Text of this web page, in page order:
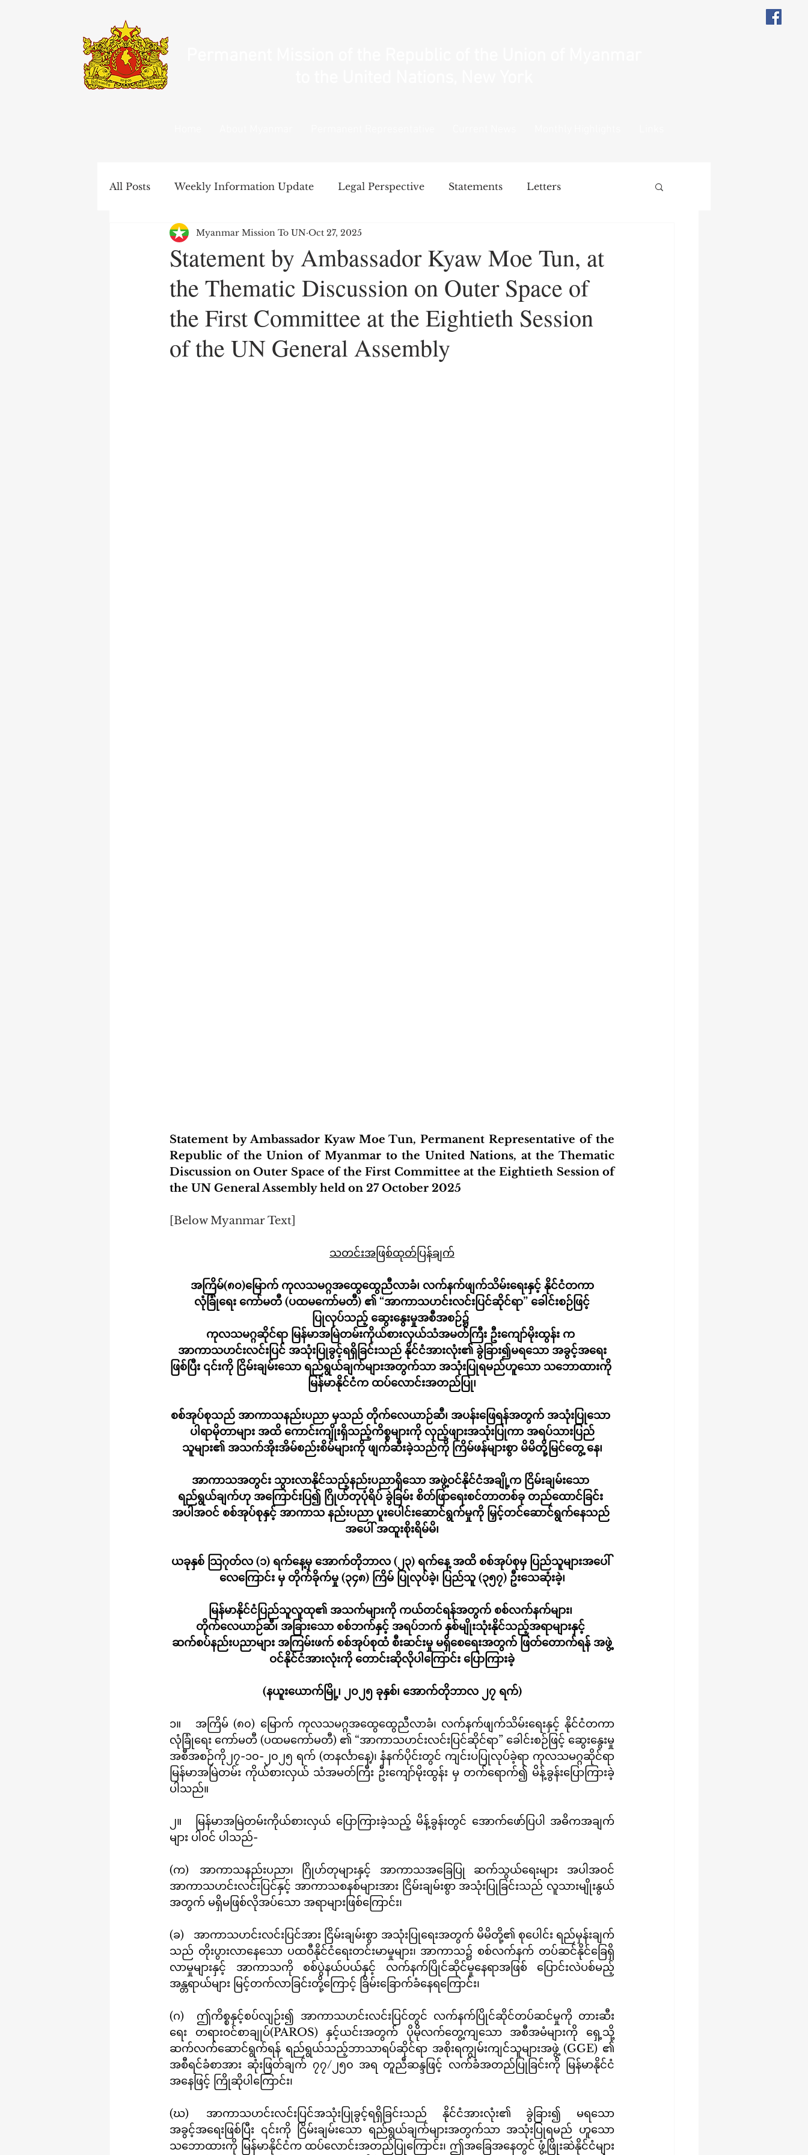
All Posts Weekly Information Update Legal Perspective Statements Letters
United Nations Documents National Unity Government's Policy
News Release UN Careers Worldwide News Note
Statement by Ambassador Kyaw Moe Tun, at
the Thematic Discussion on Outer Space of
the First Committee at the Eightieth Session
of the UN General Assembly
Myanmar Mission To UN Oct 27, 2025
Statement by Ambassador Kyaw Moe Tun, Permanent Representative of the
Republic of the Union of Myanmar to the United Nations, at the Thematic
Discussion on Outer Space of the First Committee at the Eightieth Session of
the UN General Assembly held on 27 October 2025
[Below Myanmar Text]
သတင်းအဖြစ်ထုတ်ပြန်ချက်
အကြိမ်(၈၀)မြောက် ကုလသမဂ္ဂအထွေထွေညီလာခံ၊ လက်နက်ဖျက်သိမ်းရေးနှင့် နိုင်ငံတကာ
လုံခြုံရေး ကော်မတီ (ပထမကော်မတီ) ၏ “အာကာသဟင်းလင်းပြင်ဆိုင်ရာ” ခေါင်းစဉ်ဖြင့်
ပြုလုပ်သည့် ဆွေးနွေးမှုအစီအစဉ်၌
ကုလသမဂ္ဂဆိုင်ရာ မြန်မာအမြဲတမ်းကိုယ်စားလှယ်သံအမတ်ကြီး ဦးကျော်မိုးထွန်း က
အာကာသဟင်းလင်းပြင် အသုံးပြုခွင့်ရရှိခြင်းသည် နိုင်ငံအားလုံး၏ ခွဲခြား၍မရသော အခွင့်အရေး
ဖြစ်ပြီး ၎င်းကို ငြိမ်းချမ်းသော ရည်ရွယ်ချက်များအတွက်သာ အသုံးပြုရမည်ဟူသော သဘောထားကို
မြန်မာနိုင်ငံက ထပ်လောင်းအတည်ပြု၊
စစ်အုပ်စုသည် အာကာသနည်းပညာ မှသည် တိုက်လေယာဉ်ဆီ၊ အပန်းဖြေရန်အတွက် အသုံးပြုသော
ပါရာမိုတာများ အထိ ကောင်းကျိုးရှိသည့်ကိစ္စများကို လှည့်ဖျားအသုံးပြုကာ အရပ်သားပြည်
သူများ၏ အသက်အိုးအိမ်စည်းစိမ်များကို ဖျက်ဆီးခဲ့သည်ကို ကြိမ်ဖန်များစွာ မိမိတို့မြင်တွေ့ နေ၊
အာကာသအတွင်း သွားလာနိုင်သည့်နည်းပညာရှိသော အဖွဲ့ဝင်နိုင်ငံအချို့က ငြိမ်းချမ်းသော
ရည်ရွယ်ချက်ဟု အကြောင်းပြ၍ ဂြိုဟ်တုပုံရိပ် ခွဲခြမ်း စိတ်ဖြာရေးစင်တာတစ်ခု တည်ထောင်ခြင်း
အပါအဝင် စစ်အုပ်စုနှင့် အာကာသ နည်းပညာ ပူးပေါင်းဆောင်ရွက်မှုကို မြှင့်တင်ဆောင်ရွက်နေသည်
အပေါ် အထူးစိုးရိမ်မိ၊
ယခုနှစ် သြဂုတ်လ (၁) ရက်နေ့မှ အောက်တိုဘာလ (၂၃) ရက်နေ့ အထိ စစ်အုပ်စုမှ ပြည်သူများအပေါ်
လေကြောင်း မှ တိုက်ခိုက်မှု (၃၄၈) ကြိမ် ပြုလုပ်ခဲ့၊ ပြည်သူ (၃၅၇) ဦးသေဆုံးခဲ့၊
မြန်မာနိုင်ငံပြည်သူလူထု၏ အသက်များကို ကယ်တင်ရန်အတွက် စစ်လက်နက်များ၊
တိုက်လေယာဉ်ဆီ၊ အခြားသော စစ်ဘက်နှင့် အရပ်ဘက် နှစ်မျိုးသုံးနိုင်သည့်အရာများနှင့်
ဆက်စပ်နည်းပညာများ အကြမ်းဖက် စစ်အုပ်စုထံ စီးဆင်းမှု မရှိစေရေးအတွက် ဖြတ်တောက်ရန် အဖွဲ့
ဝင်နိုင်ငံအားလုံးကို တောင်းဆိုလိုပါကြောင်း ပြောကြားခဲ့
(နယူးယောက်မြို့၊ ၂၀၂၅ ခုနှစ်၊ အောက်တိုဘာလ ၂၇ ရက်)
၁။	အကြိမ် (၈၀) မြောက် ကုလသမဂ္ဂအထွေထွေညီလာခံ၊ လက်နက်ဖျက်သိမ်းရေးနှင့် နိုင်ငံတကာ
လုံခြုံရေး ကော်မတီ (ပထမကော်မတီ) ၏ “အာကာသဟင်းလင်းပြင်ဆိုင်ရာ” ခေါင်းစဉ်ဖြင့် ဆွေးနွေးမှု
အစီအစဉ်ကို၂၇-၁၀-၂၀၂၅ ရက် (တနင်္လာနေ့)၊ နံနက်ပိုင်းတွင် ကျင်းပပြုလုပ်ခဲ့ရာ ကုလသမဂ္ဂဆိုင်ရာ
မြန်မာအမြဲတမ်း ကိုယ်စားလှယ် သံအမတ်ကြီး ဦးကျော်မိုးထွန်း မှ တက်ရောက်၍ မိန့်ခွန်းပြောကြားခဲ့
ပါသည်။
၂။	မြန်မာအမြဲတမ်းကိုယ်စားလှယ် ပြောကြားခဲ့သည့် မိန့်ခွန်းတွင် အောက်ဖော်ပြပါ အဓိကအချက်
များ ပါဝင် ပါသည်-
(က)	အာကာသနည်းပညာ၊ ဂြိုဟ်တုများနှင့် အာကာသအခြေပြု ဆက်သွယ်ရေးများ အပါအဝင်
အာကာသဟင်းလင်းပြင်နှင့် အာကာသစနစ်များအား ငြိမ်းချမ်းစွာ အသုံးပြုခြင်းသည် လူသားမျိုးနွယ်
အတွက် မရှိမဖြစ်လိုအပ်သော အရာများဖြစ်ကြောင်း၊
(ခ)	အာကာသဟင်းလင်းပြင်အား ငြိမ်းချမ်းစွာ အသုံးပြုရေးအတွက် မိမိတို့၏ စုပေါင်း ရည်မှန်းချက်
သည် တိုးပွားလာနေသော ပထဝီနိုင်ငံရေးတင်းမာမှုများ၊ အာကာသ၌ စစ်လက်နက် တပ်ဆင်နိုင်ခြေရှိ
လာမှုများနှင့် အာကာသကို စစ်ပွဲနယ်ပယ်နှင့် လက်နက်ပြိုင်ဆိုင်မှုနေရာအဖြစ် ပြောင်းလဲပစ်မည့်
အန္တရာယ်များ မြင့်တက်လာခြင်းတို့ကြောင့် ခြိမ်းခြောက်ခံနေရကြောင်း၊
(ဂ)	ဤကိစ္စနှင့်စပ်လျဉ်း၍ အာကာသဟင်းလင်းပြင်တွင် လက်နက်ပြိုင်ဆိုင်တပ်ဆင်မှုကို တားဆီး
ရေး တရားဝင်စာချုပ်(PAROS) နှင့်ယင်းအတွက် ပိုမိုလက်တွေ့ကျသော အစီအမံများကို ရှေ့သို့
ဆက်လက်ဆောင်ရွက်ရန် ရည်ရွယ်သည့်ဘာသာရပ်ဆိုင်ရာ အစိုးရကျွမ်းကျင်သူများအဖွဲ့ (GGE) ၏
အစီရင်ခံစာအား ဆုံးဖြတ်ချက် ၇၇/၂၅၀ အရ တူညီဆန္ဒဖြင့် လက်ခံအတည်ပြုခြင်းကို မြန်မာနိုင်ငံ
အနေဖြင့် ကြိုဆိုပါကြောင်း၊
(ဃ)	အာကာသဟင်းလင်းပြင်အသုံးပြုခွင့်ရရှိခြင်းသည် နိုင်ငံအားလုံး၏ ခွဲခြား၍ မရသော
အခွင့်အရေးဖြစ်ပြီး ၎င်းကို ငြိမ်းချမ်းသော ရည်ရွယ်ချက်များအတွက်သာ အသုံးပြုရမည် ဟူသော
သဘောထားကို မြန်မာနိုင်ငံက ထပ်လောင်းအတည်ပြုကြောင်း၊ ဤအခြေအနေတွင် ဖွံ့ဖြိုးဆဲနိုင်ငံများ